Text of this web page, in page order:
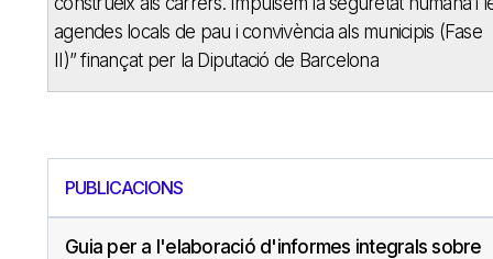
agendes locals de pau i convivència als municipis (Fase
II)” finançat per la Diputació de Barcelona
PUBLICACIONS
Guia per a l'elaboració d'informes integrals sobre